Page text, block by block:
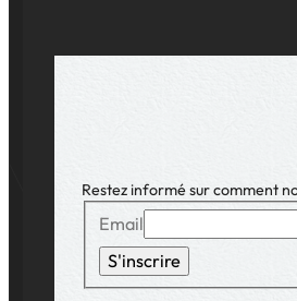
Restez informé sur comment
Email
S'inscrire